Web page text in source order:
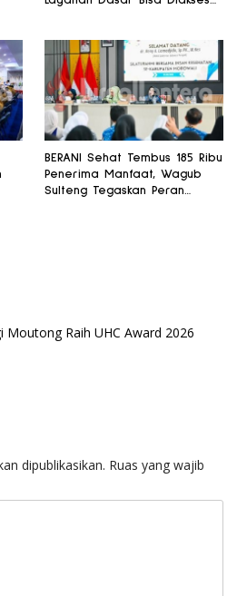
BERANI Sehat Tembus 185 Ribu
Penerima Manfaat, Wagub
Sulteng Tegaskan Peran
Moutong Raih UHC Award 2026
dipublikasikan. Ruas yang wajib